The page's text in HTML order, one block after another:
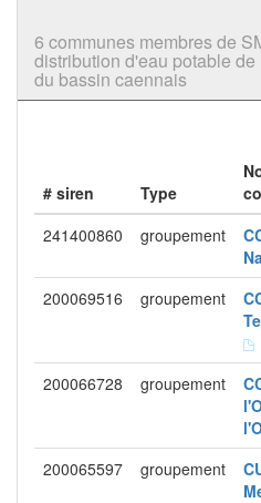
6 communes membres de
distribution d'eau potable
du bassin caennais
# siren Type
241400860
groupement
200069516 groupement
200066728 groupement
200065597 groupement